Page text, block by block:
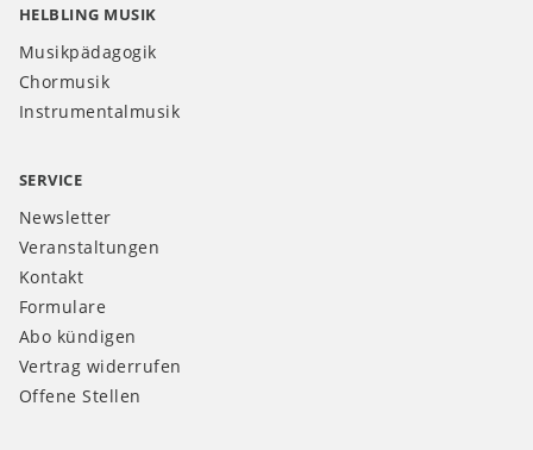
HELBLING MUSIK
Musikpädagogik
Chormusik
Instrumentalmusik
SERVICE
Newsletter
Veranstaltungen
Kontakt
Formulare
Abo kündigen
Vertrag widerrufen
Offene Stellen